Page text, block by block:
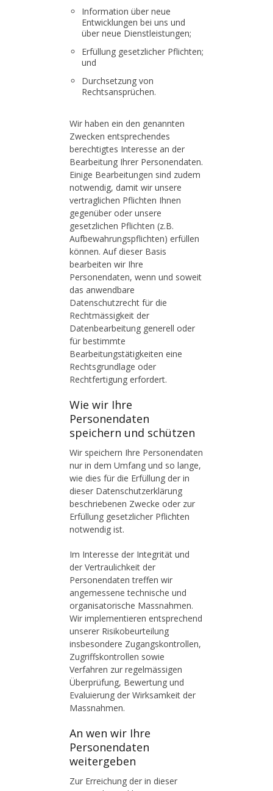
Information über neue
Entwicklungen bei uns und
über neue Dienstleistungen;
Erfüllung gesetzlicher Pflichten;
und
Durchsetzung von
Rechtsansprüchen.
Wir haben ein den genannten
Zwecken entsprechendes
berechtigtes Interesse an der
Bearbeitung Ihrer Personendaten.
Einige Bearbeitungen sind zudem
notwendig, damit wir unsere
vertraglichen Pflichten Ihnen
gegenüber oder unsere
gesetzlichen Pflichten (z.B.
Aufbewahrungspflichten) erfüllen
können. Auf dieser Basis
bearbeiten wir Ihre
Personendaten, wenn und soweit
das anwendbare
Datenschutzrecht für die
Rechtmässigkeit der
Datenbearbeitung generell oder
für bestimmte
Bearbeitungstätigkeiten eine
Rechtsgrundlage oder
Rechtfertigung erfordert.
Wie wir Ihre
Personendaten
speichern und schützen
Wir speichern Ihre Personendaten
nur in dem Umfang und so lange,
wie dies für die Erfüllung der in
dieser Datenschutzerklärung
beschriebenen Zwecke oder zur
Erfüllung gesetzlicher Pflichten
notwendig ist.
Im Interesse der Integrität und
der Vertraulichkeit der
Personendaten treffen wir
angemessene technische und
organisatorische Massnahmen.
Wir implementieren entsprechend
unserer Risikobeurteilung
insbesondere Zugangskontrollen,
Zugriffskontrollen sowie
Verfahren zur regelmässigen
Überprüfung, Bewertung und
Evaluierung der Wirksamkeit der
Massnahmen.
An wen wir Ihre
Personendaten
weitergeben
Zur Erreichung der in dieser